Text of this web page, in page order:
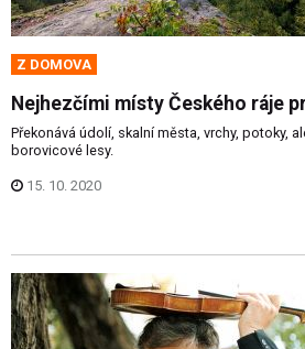
Z DOMOVA
Nejhezčími místy Českého ráje
Překonává údolí, skalní města, vrchy, potoky,
borovicové lesy.
15. 10. 2020